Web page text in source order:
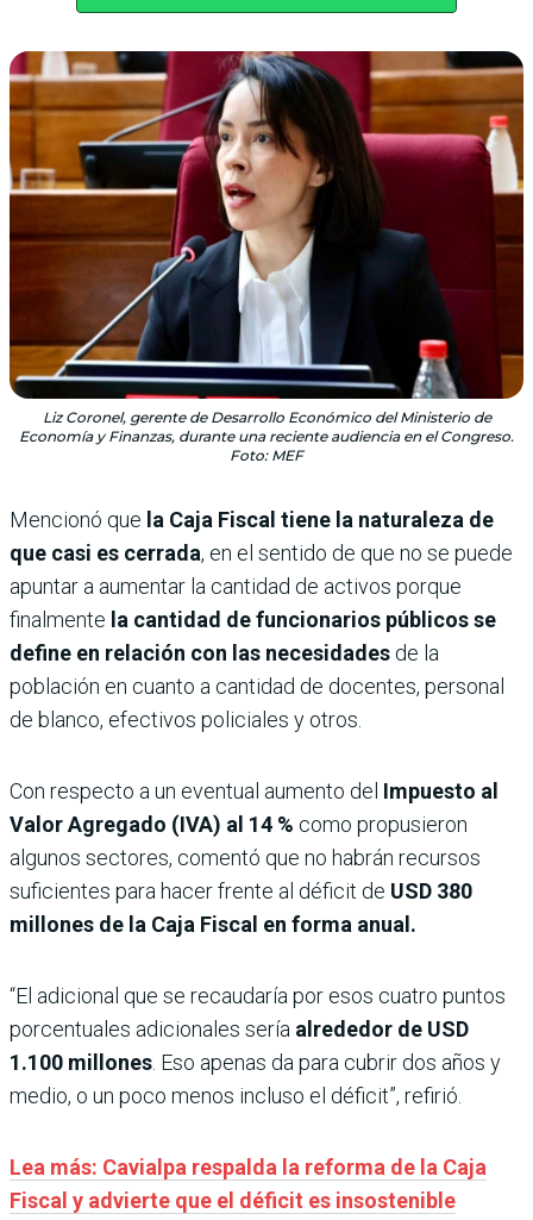
Liz Coronel, gerente de Desarrollo Económico del Ministerio de
Economía y Finanzas, durante una reciente audiencia en el Congreso.
Foto: MEF
Mencionó que la Caja Fiscal tiene la naturaleza de
que casi es cerrada, en el sentido de que no se puede
apuntar a aumentar la cantidad de activos porque
finalmente la cantidad de funcionarios públicos se
define en relación con las necesidades de la
población en cuanto a cantidad de docentes, personal
de blanco, efectivos policiales y otros.
Con respecto a un eventual aumento del Impuesto al
Valor Agregado (IVA) al 14 % como propusieron
algunos sectores, comentó que no habrán recursos
suficientes para hacer frente al déficit de USD 380
millones de la Caja Fiscal en forma anual.
“El adicional que se recaudaría por esos cuatro puntos
porcentuales adicionales sería alrededor de USD
1.100 millones . Eso apenas da para cubrir dos años y
medio, o un poco menos incluso el déficit”, refirió.
Lea más: Cavialpa respalda la reforma de la Caja
Fiscal y advierte que el déficit es insostenible